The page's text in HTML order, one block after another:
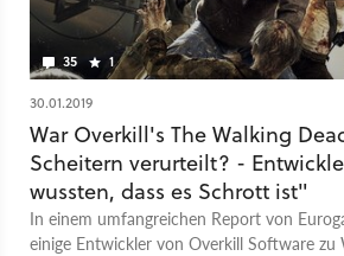
35 1
30.01.2019
War Overkill's The Walking
Scheitern verurteilt? -
wussten, dass es Schrott ist"
In einem umfangreichen Report von
einige Entwickler von Overkill Software